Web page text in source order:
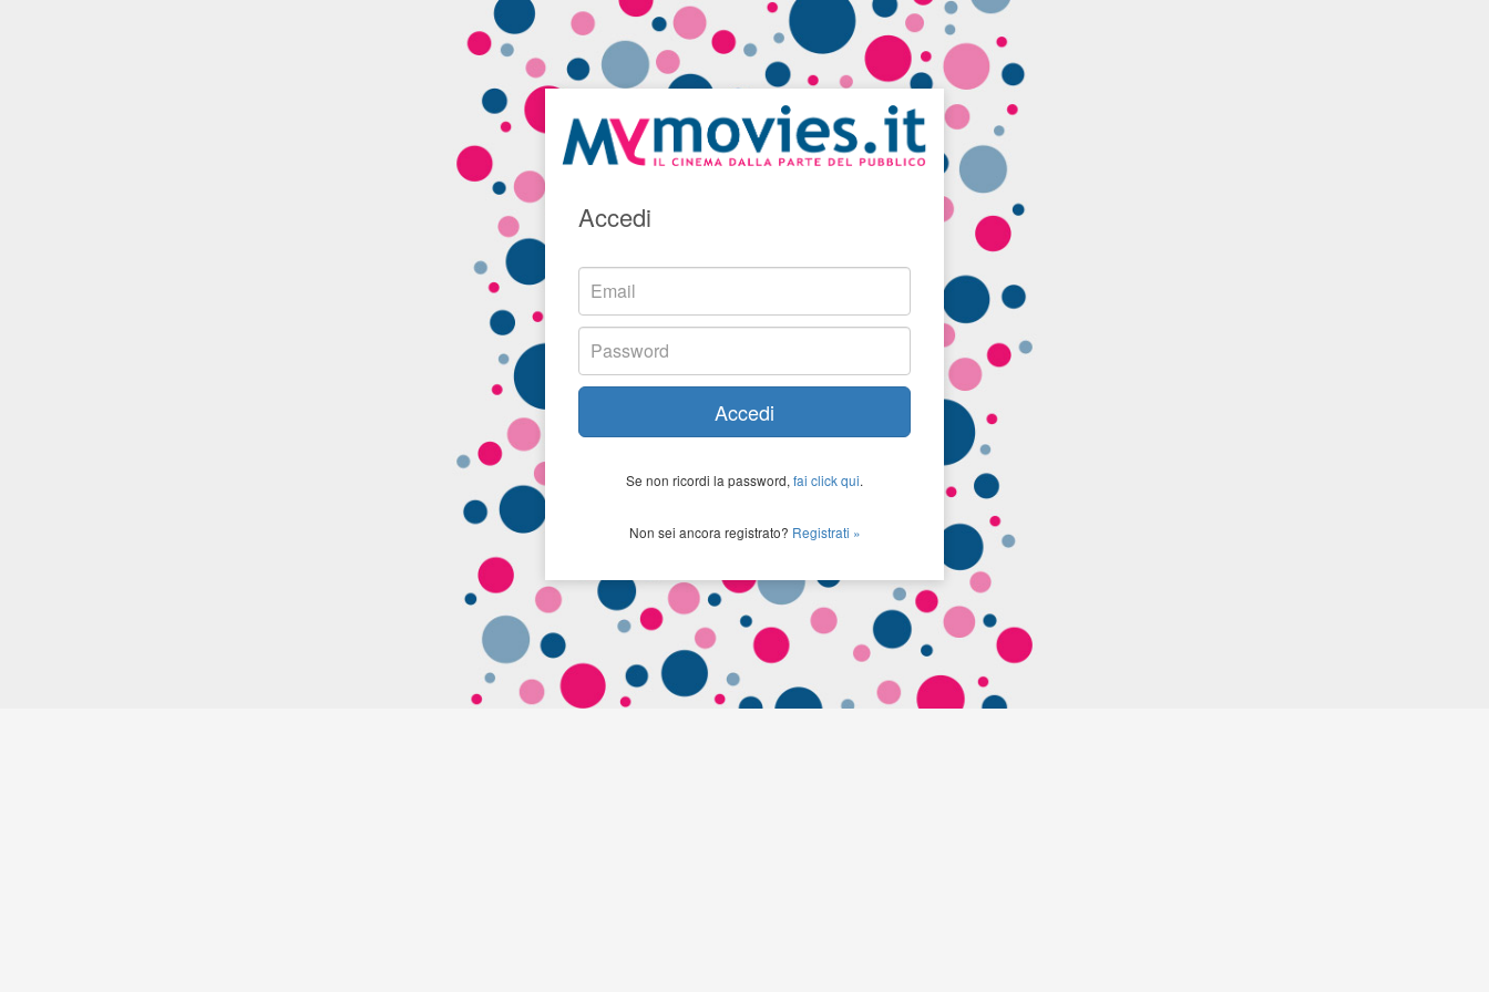
Accedi
Accedi
Se non ricordi la password, fai click qui.
Non sei ancora registrato? Registrati »